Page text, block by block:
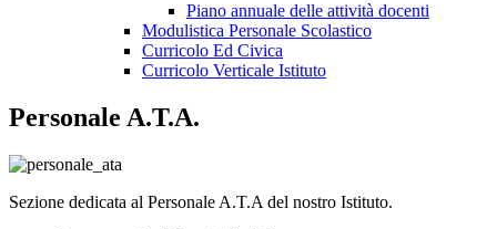
Piano annuale delle attività docenti
Modulistica Personale Scolastico
Curricolo Ed Civica
Curricolo Verticale Istituto
Personale A.T.A.
Sezione dedicata al Personale A.T.A del nostro Istituto.